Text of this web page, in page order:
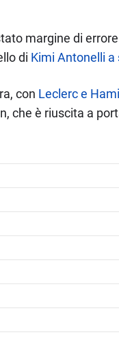
margine di
di Kimi Antonelli a
con Leclerc e
che è riuscita a